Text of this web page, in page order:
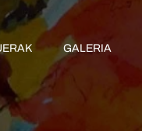
GALERIA